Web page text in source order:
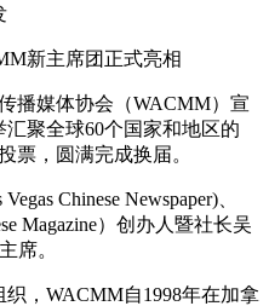
新主席团正式亮相
播媒体协会（WACMM）宣
聚全球60个国家和地区的
票，圆满完成换届。
Chinese Newspaper)、
Magazine）创办人暨社长吴
席。
，WACMM自1998年在加拿